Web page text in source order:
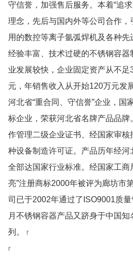
守信誉，加强售后服务。本着“追
理念，先后与国内外等公司合作
用的数控等离子氩弧焊机及各种
经验丰富、技术过硬的不锈钢容
业发展较快，企业固定资产从不
元，年销售收入从开始120万元发
河北省“重合同、守信誉”企业，国
标企业，荣获河北省名牌产品品牌
作管理二级企业证书、经国家审
种设备制造许可证。产品历年经
全部达国家行业标准。经国家工商
亮”注册商标2000年被评为廊坊市
司已于2002年通过了ISO9001质
月不锈钢容器产品又跻身于中国
列。
r
r